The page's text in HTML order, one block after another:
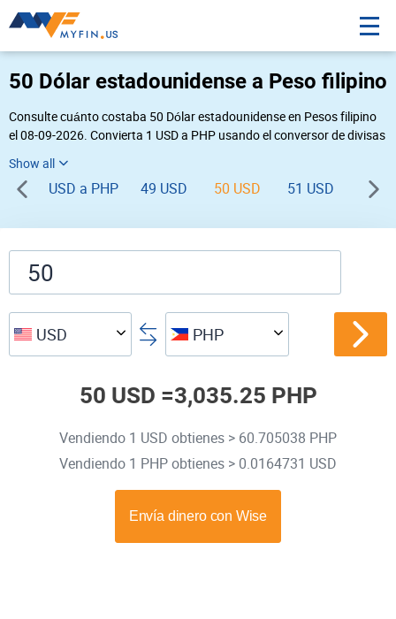
50 Dólar estadounidense a Peso filipino
Consulte cuánto costaba 50 Dólar estadounidense en Pesos filipino
el 08-09-2026. Convierta 1 USD a PHP usando el conversor de divisas
PHP USD ».
USD a PHP 49 USD 50 USD 51 USD 52
USD PHP
50 USD =3,035.25 PHP
Vendiendo 1 USD obtienes > 60.705038 PHP
Vendiendo 1 PHP obtienes > 0.0164731 USD